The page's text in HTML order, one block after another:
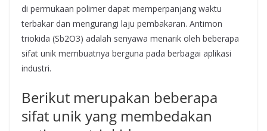
di permukaan polimer dapat memperpanjang waktu
terbakar dan mengurangi laju pembakaran. Antimon
triokida (Sb2O3) adalah senyawa menarik oleh beberapa
sifat unik membuatnya berguna pada berbagai aplikasi
industri.
Berikut merupakan beberapa
sifat unik yang membedakan